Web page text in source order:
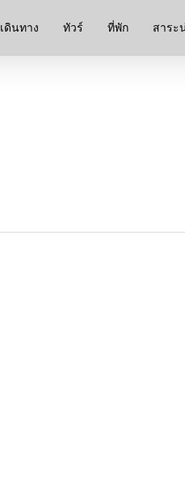
เดินทาง ทัวร์ ที่พัก สาระ